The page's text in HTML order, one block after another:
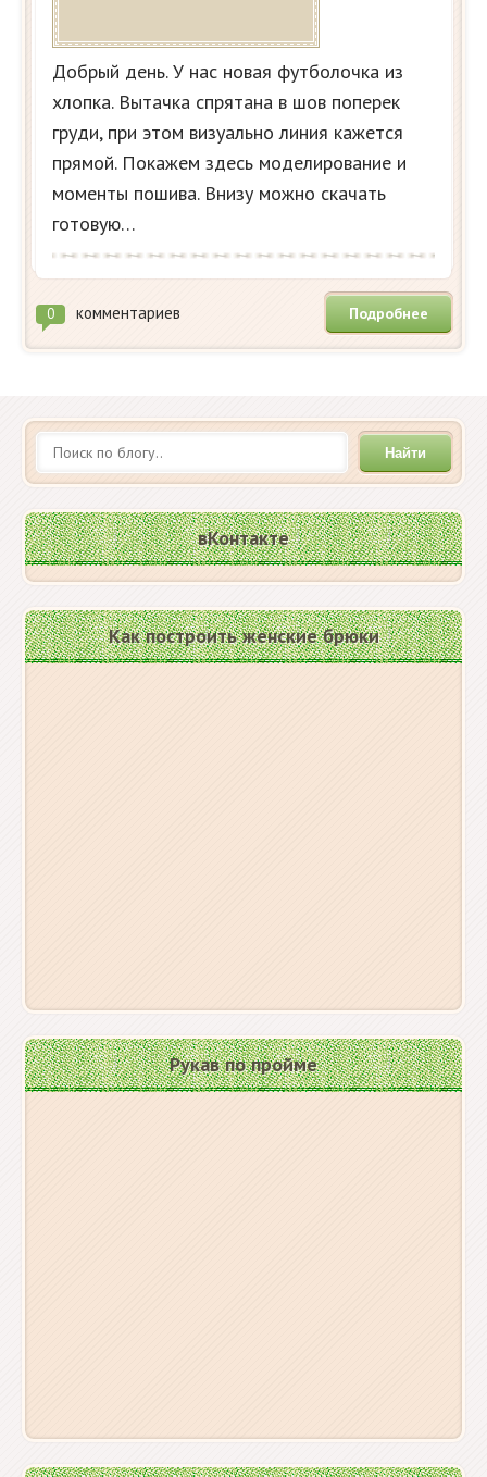
Добрый день. У нас новая футболочка из
хлопка. Вытачка спрятана в шов поперек
груди, при этом визуально линия кажется
прямой. Покажем здесь моделирование и
моменты пошива. Внизу можно скачать
готовую…
0 комментариев Подробнее
Найти
вКонтакте
Как построить женские брюки
Рукав по пройме